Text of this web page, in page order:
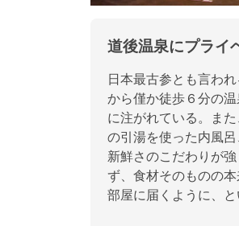
道後温泉にプライ
日本最古参とも言われ
から僅か徒歩６分の
に注がれている。ま
の引湯を使った内風
新鮮さのこだわりが
ず、食材そのものの
部屋に届くように、